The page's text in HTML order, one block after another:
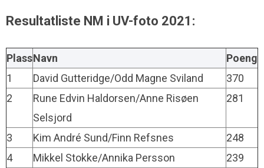
Resultatliste NM i UV-foto 2021:
PlassNavn
Poeng
1
David Gutteridge/Odd Magne Sviland
370
2
Rune Edvin Haldorsen/Anne Risøen
Selsjord
281
3 Kim André Sund/Finn Refsnes
248
4
Mikkel Stokke/Annika Persson
239